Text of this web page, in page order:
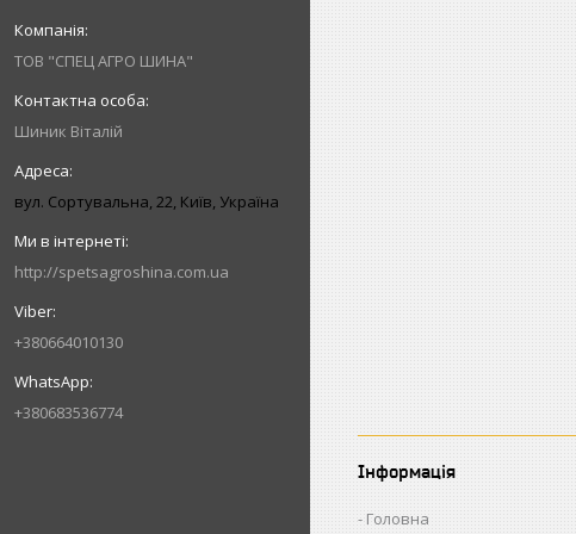
ТОВ "СПЕЦ АГРО ШИНА"
Шиник Віталій
вул. Сортувальна, 22, Київ, Україна
http://spetsagroshina.com.ua
+380664010130
+380683536774
Інформація
Головна